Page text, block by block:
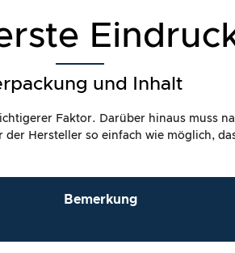
und Inhalt
Faktor. Darüber hinaus muss
Hersteller so einfach wie möglich,
Bemerkung